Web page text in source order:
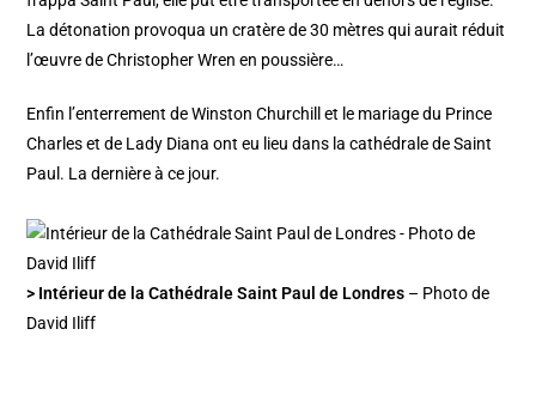
La détonation provoqua un cratère de 30 mètres qui aurait réduit
l’œuvre de Christopher Wren en poussière…
Enfin l’enterrement de Winston Churchill et le mariage du Prince
Charles et de Lady Diana ont eu lieu dans la cathédrale de Saint
Paul. La dernière à ce jour.
> Intérieur de la Cathédrale Saint Paul de Londres – Photo de
David Iliff